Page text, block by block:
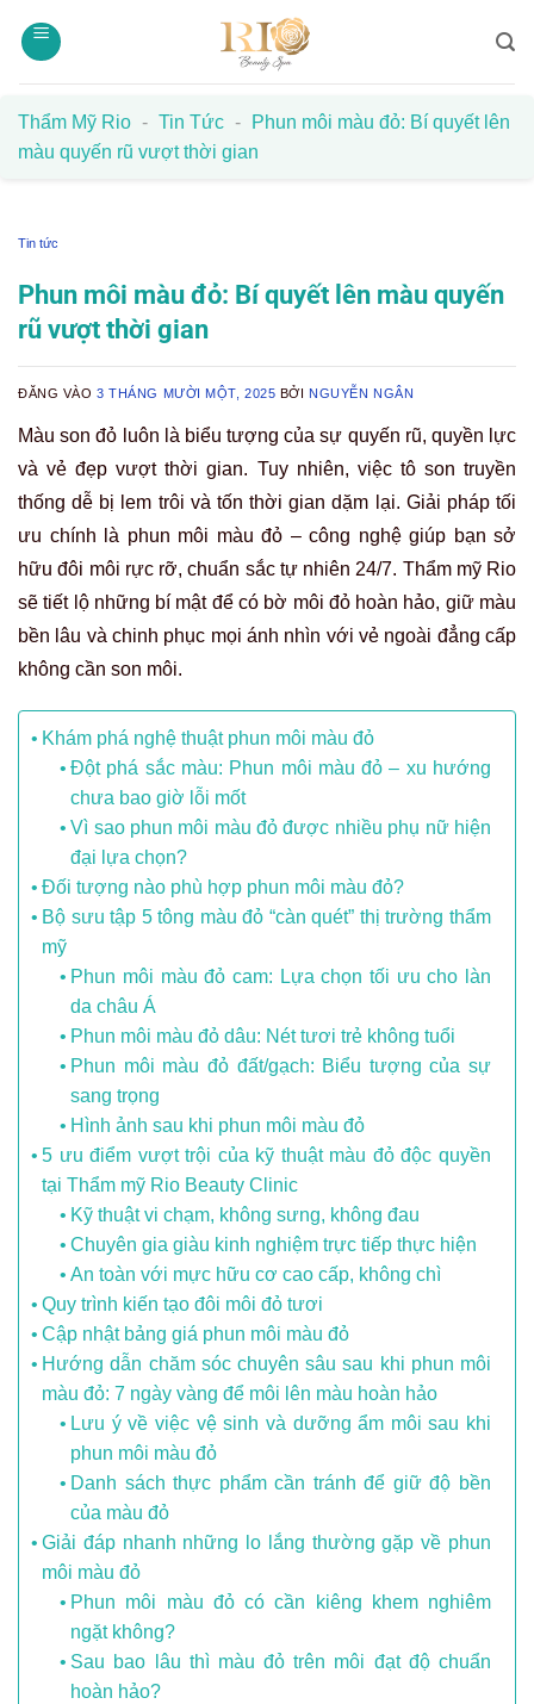
qua
Thẩm Mỹ Rio - Tin Tức -
Phun môi màu đỏ: Bí quyết lên
màu quyến rũ vượt thời gian
Tin tức
Phun môi màu đỏ: Bí quyết lên màu quyến
rũ vượt thời gian
ĐĂNG VÀO3 THÁNG MƯỜI MỘT, 2025 BỞI NGUYỄN NGÂN
Màu son đỏ luôn là biểu tượng của sự quyến rũ, quyền lực
và vẻ đẹp vượt thời gian. Tuy nhiên, việc tô son truyền
thống dễ bị lem trôi và tốn thời gian dặm lại. Giải pháp tối
ưu chính là phun môi màu đỏ – công nghệ giúp bạn sở
hữu đôi môi rực rỡ, chuẩn sắc tự nhiên 24/7. Thẩm mỹ Rio
sẽ tiết lộ những bí mật để có bờ môi đỏ hoàn hảo, giữ màu
bền lâu và chinh phục mọi ánh nhìn với vẻ ngoài đẳng cấp
không cần son môi.
Khám phá nghệ thuật phun môi màu đỏ
Đột phá sắc màu: Phun môi màu đỏ – xu hướng
chưa bao giờ lỗi mốt
Vì sao phun môi màu đỏ được nhiều phụ nữ hiện
đại lựa chọn?
Đối tượng nào phù hợp phun môi màu đỏ?
Bộ sưu tập 5 tông màu đỏ “càn quét” thị trường thẩm
mỹ
Phun môi màu đỏ cam: Lựa chọn tối ưu cho làn
da châu Á
Phun môi màu đỏ dâu: Nét tươi trẻ không tuổi
Phun môi màu đỏ đất/gạch: Biểu tượng của sự
sang trọng
Hình ảnh sau khi phun môi màu đỏ
5 ưu điểm vượt trội của kỹ thuật màu đỏ độc quyền
tại Thẩm mỹ Rio Beauty Clinic
Kỹ thuật vi chạm, không sưng, không đau
Chuyên gia giàu kinh nghiệm trực tiếp thực hiện
An toàn với mực hữu cơ cao cấp, không chì
Quy trình kiến tạo đôi môi đỏ tươi
Cập nhật bảng giá phun môi màu đỏ
Hướng dẫn chăm sóc chuyên sâu sau khi phun môi
màu đỏ: 7 ngày vàng để môi lên màu hoàn hảo
Lưu ý về việc vệ sinh và dưỡng ẩm môi sau khi
phun môi màu đỏ
Danh sách thực phẩm cần tránh để giữ độ bền
của màu đỏ
Giải đáp nhanh những lo lắng thường gặp về phun
môi màu đỏ
Phun môi màu đỏ có cần kiêng khem nghiêm
ngặt không?
Sau bao lâu thì màu đỏ trên môi đạt độ chuẩn
hoàn hảo?